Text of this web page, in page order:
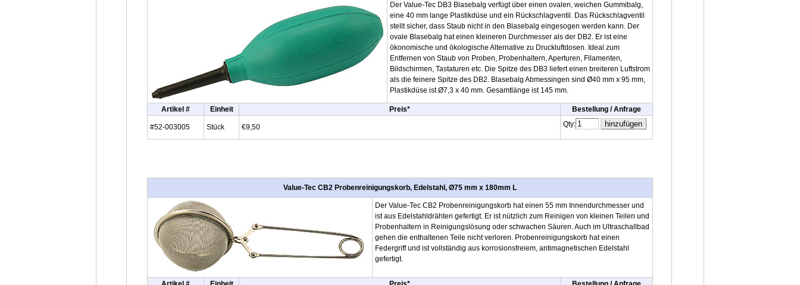
Der Value-Tec DB3 Blasebalg verfügt über einen ovalen, weichen Gummibalg,
eine 40 mm lange Plastikdüse und ein Rückschlagventil. Das Rückschlagventil
stellt sicher, dass Staub nicht in den Blasebalg eingesogen werden kann. Der
ovale Blasebalg hat einen kleineren Durchmesser als der DB2. Er ist eine
ökonomische und ökologische Alternative zu Druckluftdosen. Ideal zum
Entfernen von Staub von Proben, Probenhaltern, Aperturen, Filamenten,
Bildschirmen, Tastaturen etc. Die Spitze des DB3 liefert einen breiteren Luftstrom
als die feinere Spitze des DB2. Blasebalg Abmessingen sind Ø40 mm x 95 mm,
Plastikdüse ist Ø7,3 x 40 mm. Gesamtlänge ist 145 mm.
Artikel # Einheit Preis* Bestellung / Anfrage
#52-003005 Stück €9,50 Qty:
Value-Tec CB2 Probenreinigungskorb, Edelstahl, Ø75 mm x 180mm L
Der Value-Tec CB2 Probenreinigungskorb hat einen 55 mm Innendurchmesser und
ist aus Edelstahldrähten gefertigt. Er ist nützlich zum Reinigen von kleinen Teilen und
Probenhaltern in Reinigungslösung oder schwachen Säuren. Auch im Ultraschallbad
gehen die enthaltenen Teile nicht verloren. Probenreinigungskorb hat einen
Federgriff und ist vollständig aus korrosionsfreiem, antimagnetischen Edelstahl
gefertigt.